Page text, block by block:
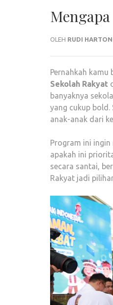
OLEH RUDI
Pernahkah
Sekolah Rakyat
banyaknya
yang cukup bold.
anak-anak dari
Program ini ingin
apakah ini
secara santai,
Rakyat jadi